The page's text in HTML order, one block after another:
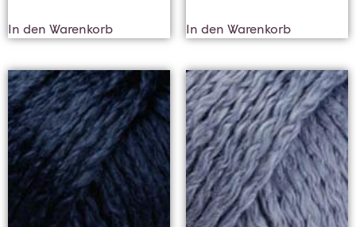
In den Warenkorb In den Warenkorb